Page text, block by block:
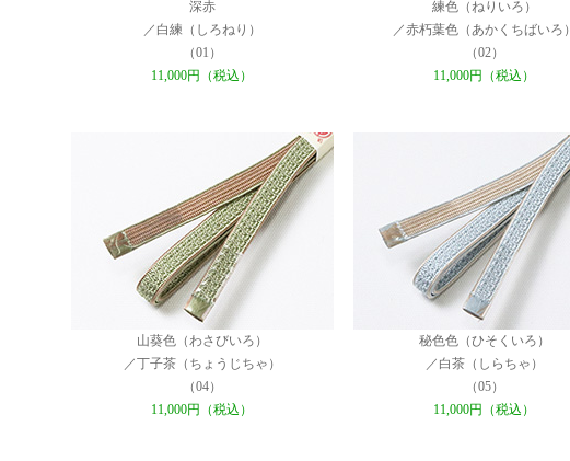
深赤
／白練（しろねり）
（01）
11,000円（税込）
練色（ねりいろ）
／赤朽葉色（あかくちばいろ）
（02）
11,000円（税込）
山葵色（わさびいろ）
／丁子茶（ちょうじちゃ）
（04）
11,000円（税込）
秘色色（ひそくいろ）
／白茶（しらちゃ）
（05）
11,000円（税込）